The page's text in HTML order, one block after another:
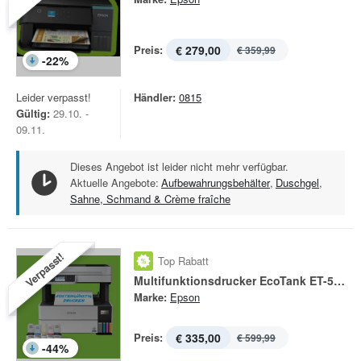
-22%
Preis: € 279,00 € 359,99
Leider verpasst!
Gültig: 29.10. -
09.11.
Händler: 0815
Dieses Angebot ist leider nicht mehr verfügbar.
Aktuelle Angebote: Aufbewahrungsbehälter, Duschgel,
Sahne, Schmand & Crème fraîche
Verpasst!
-44%
Top Rabatt
Multifunktionsdrucker EcoTank ET-5170
Marke: Epson
Preis: € 335,00 € 599,99